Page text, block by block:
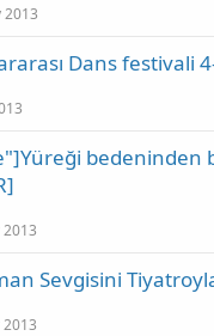
2013
Dans festivali
bedeninden
Sevgisini